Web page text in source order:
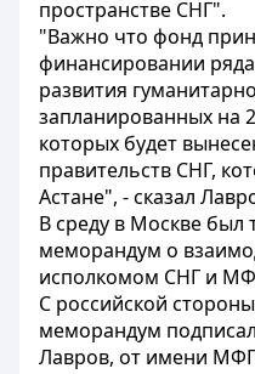
пространстве СНГ".
"Важно что фонд
финансировании
развития
запланированных на
которых будет
правительств СНГ,
Астане", - сказал
В среду в Москве был
меморандум о
исполкомом СНГ и
С российской
меморандум
Лавров, от имени